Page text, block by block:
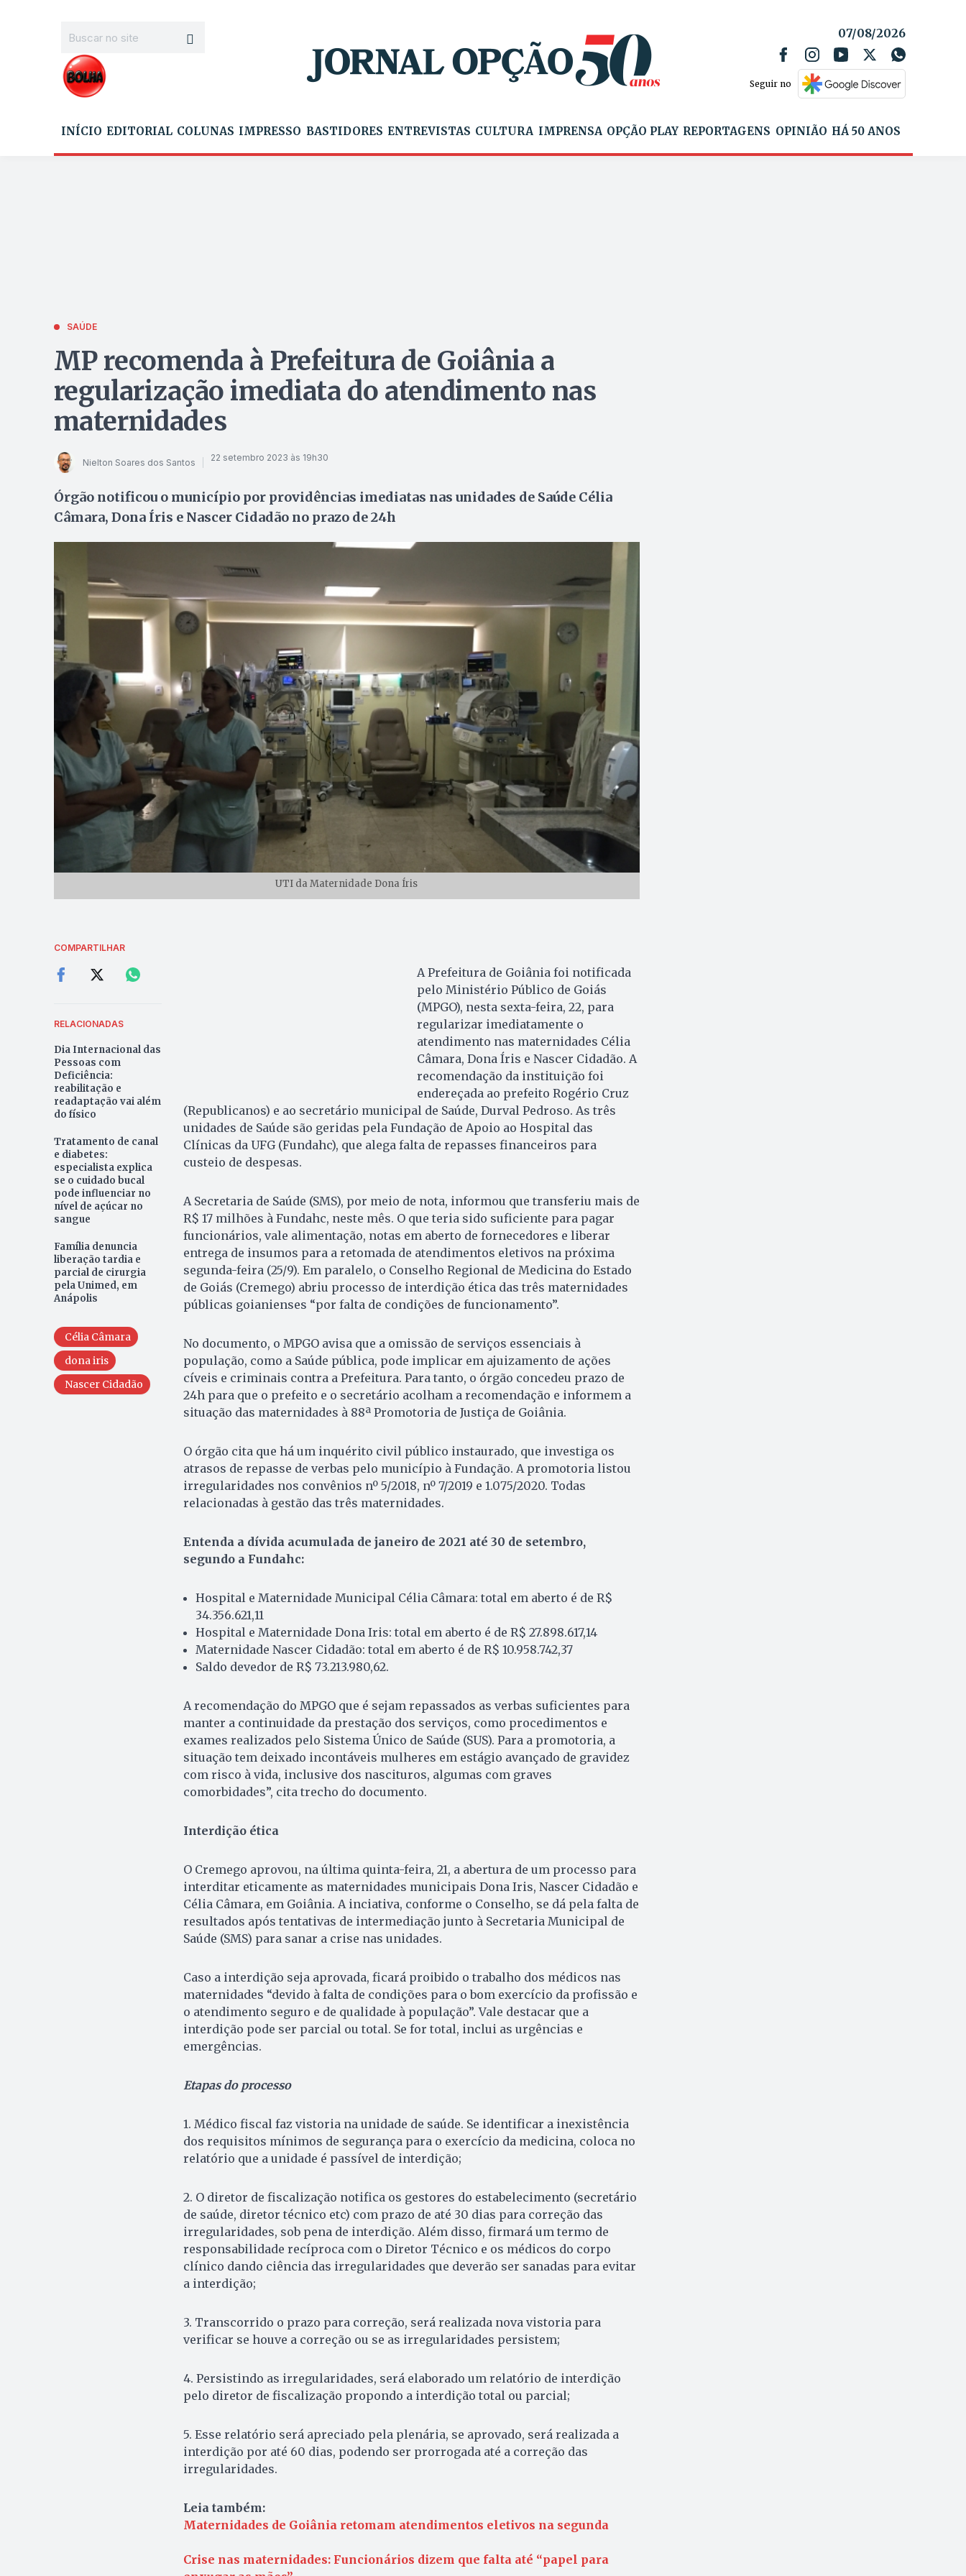
07/08/2026
Seguir no
INÍCIO EDITORIAL COLUNAS IMPRESSO BASTIDORES ENTREVISTAS CULTURA IMPRENSA OPÇÃO PLAY REPORTAGENS OPINIÃO HÁ 50 ANOS
SAÚDE
MP recomenda à Prefeitura de Goiânia a
regularização imediata do atendimento nas
maternidades
Nielton Soares dos Santos 22 setembro 2023 às 19h30
Órgão notificou o município por providências imediatas nas unidades de Saúde Célia
Câmara, Dona Íris e Nascer Cidadão no prazo de 24h
UTI da Maternidade Dona Íris
COMPARTILHAR
RELACIONADAS
Dia Internacional das
Pessoas com
Deficiência:
reabilitação e
readaptação vai além
do físico
Tratamento de canal
e diabetes:
especialista explica
se o cuidado bucal
pode influenciar no
nível de açúcar no
sangue
Família denuncia
liberação tardia e
parcial de cirurgia
pela Unimed, em
Anápolis
Célia Câmara
dona iris
Nascer Cidadão
A Prefeitura de Goiânia foi notificada
pelo Ministério Público de Goiás
(MPGO), nesta sexta-feira, 22, para
regularizar imediatamente o
atendimento nas maternidades Célia
Câmara, Dona Íris e Nascer Cidadão. A
recomendação da instituição foi
endereçada ao prefeito Rogério Cruz
(Republicanos) e ao secretário municipal de Saúde, Durval Pedroso. As três
unidades de Saúde são geridas pela Fundação de Apoio ao Hospital das
Clínicas da UFG (Fundahc), que alega falta de repasses financeiros para
custeio de despesas.
A Secretaria de Saúde (SMS), por meio de nota, informou que transferiu mais de
R$ 17 milhões à Fundahc, neste mês. O que teria sido suficiente para pagar
funcionários, vale alimentação, notas em aberto de fornecedores e liberar
entrega de insumos para a retomada de atendimentos eletivos na próxima
segunda-feira (25/9). Em paralelo, o Conselho Regional de Medicina do Estado
de Goiás (Cremego) abriu processo de interdição ética das três maternidades
públicas goianienses “por falta de condições de funcionamento”.
No documento, o MPGO avisa que a omissão de serviços essenciais à
população, como a Saúde pública, pode implicar em ajuizamento de ações
cíveis e criminais contra a Prefeitura. Para tanto, o órgão concedeu prazo de
24h para que o prefeito e o secretário acolham a recomendação e informem a
situação das maternidades à 88ª Promotoria de Justiça de Goiânia.
O órgão cita que há um inquérito civil público instaurado, que investiga os
atrasos de repasse de verbas pelo município à Fundação. A promotoria listou
irregularidades nos convênios nº 5/2018, nº 7/2019 e 1.075/2020. Todas
relacionadas à gestão das três maternidades.
Entenda a dívida acumulada de janeiro de 2021 até 30 de setembro,
segundo a Fundahc:
Hospital e Maternidade Municipal Célia Câmara: total em aberto é de R$
34.356.621,11
Hospital e Maternidade Dona Iris: total em aberto é de R$ 27.898.617,14
Maternidade Nascer Cidadão: total em aberto é de R$ 10.958.742,37
Saldo devedor de R$ 73.213.980,62.
A recomendação do MPGO que é sejam repassados as verbas suficientes para
manter a continuidade da prestação dos serviços, como procedimentos e
exames realizados pelo Sistema Único de Saúde (SUS). Para a promotoria, a
situação tem deixado incontáveis mulheres em estágio avançado de gravidez
com risco à vida, inclusive dos nascituros, algumas com graves
comorbidades”, cita trecho do documento.
Interdição ética
O Cremego aprovou, na última quinta-feira, 21, a abertura de um processo para
interditar eticamente as maternidades municipais Dona Iris, Nascer Cidadão e
Célia Câmara, em Goiânia. A inciativa, conforme o Conselho, se dá pela falta de
resultados após tentativas de intermediação junto à Secretaria Municipal de
Saúde (SMS) para sanar a crise nas unidades.
Caso a interdição seja aprovada, ficará proibido o trabalho dos médicos nas
maternidades “devido à falta de condições para o bom exercício da profissão e
o atendimento seguro e de qualidade à população”. Vale destacar que a
interdição pode ser parcial ou total. Se for total, inclui as urgências e
emergências.
Etapas do processo
1. Médico fiscal faz vistoria na unidade de saúde. Se identificar a inexistência
dos requisitos mínimos de segurança para o exercício da medicina, coloca no
relatório que a unidade é passível de interdição;
2. O diretor de fiscalização notifica os gestores do estabelecimento (secretário
de saúde, diretor técnico etc) com prazo de até 30 dias para correção das
irregularidades, sob pena de interdição. Além disso, firmará um termo de
responsabilidade recíproca com o Diretor Técnico e os médicos do corpo
clínico dando ciência das irregularidades que deverão ser sanadas para evitar
a interdição;
3. Transcorrido o prazo para correção, será realizada nova vistoria para
verificar se houve a correção ou se as irregularidades persistem;
4. Persistindo as irregularidades, será elaborado um relatório de interdição
pelo diretor de fiscalização propondo a interdição total ou parcial;
5. Esse relatório será apreciado pela plenária, se aprovado, será realizada a
interdição por até 60 dias, podendo ser prorrogada até a correção das
irregularidades.
Leia também:
Maternidades de Goiânia retomam atendimentos eletivos na segunda
Crise nas maternidades: Funcionários dizem que falta até “papel para